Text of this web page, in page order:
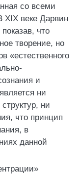
со всеми
XIX веке Дарвин
что
творение, но
«естественного
и
ни
ни
что принцип
в
данной